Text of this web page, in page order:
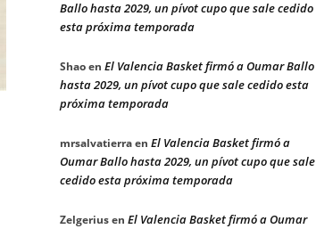
Ballo hasta 2029, un pívot cupo que sale cedido
esta próxima temporada
Shaoen El Valencia Basket firmó a Oumar Ballo
hasta 2029, un pívot cupo que sale cedido esta
próxima temporada
mrsalvatierraen El Valencia Basket firmó a
Oumar Ballo hasta 2029, un pívot cupo que sale
cedido esta próxima temporada
Zelgeriusen El Valencia Basket firmó a Oumar